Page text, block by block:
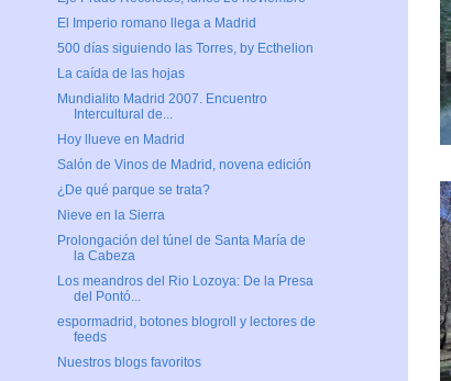
El Imperio romano llega a Madrid
500 días siguiendo las Torres, by Ecthelion
La caída de las hojas
Mundialito Madrid 2007. Encuentro
Intercultural de...
Hoy llueve en Madrid
Salón de Vinos de Madrid, novena edición
¿De qué parque se trata?
Nieve en la Sierra
Prolongación del túnel de Santa María de
la Cabeza
Los meandros del Rio Lozoya: De la Presa
del Pontó...
espormadrid, botones blogroll y lectores de
feeds
Nuestros blogs favoritos